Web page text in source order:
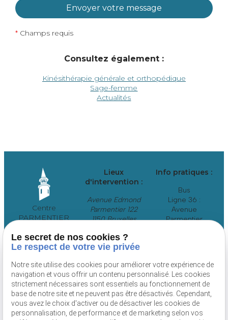
*Champs requis
Consultez également :
Kinésithérapie générale et orthopédique
Sage-femme
Actualités
Centre
PARMENTIER
Lieux
d'intervention :
Avenue Edmond
Parmentier 122
1150 Bruxelles
Info pratiques :
Bus
Ligne 36 :
Avenue
Parmentier
Mentions
Politique de
TVA Intracommunautaire :
BE0891057044
Le secret de nos cookies ?
Le respect de votre vie privée
Notre site utilise des cookies pour améliorer votre expérience de
navigation et vous offrir un contenu personnalisé. Les cookies
strictement nécessaires sont essentiels au fonctionnement de
base de notre site et ne peuvent pas être désactivés. Cependant,
vous avez le choix d'activer ou de désactiver les cookies de
personnalisation, de performance et de marketing selon vos